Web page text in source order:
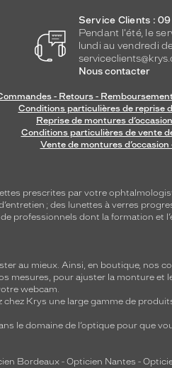
Service Clients :
Pendant l'été, le
lundi au vendredi
Nous contacter
- Retours -
Conditions particulières de reprise
Reprise de montures
Conditions particulières de vente
Vente de montures
prescrites par votre
; des lunettes à verres
professionnels dont la formation
au mieux. Ainsi, en boutique, nos
mesures, pour ajuster la monture
webcam.
Krys une large gamme de
le domaine de l’optique pour que
Bordeaux - Opticien Nantes -